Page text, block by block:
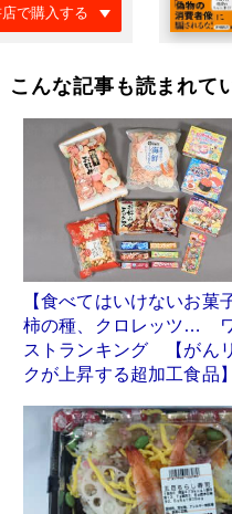
で購入する
こんな記事も読まれて
【食べてはいけないお菓
柿の種、クロレッツ…
ストランキング 【がん
クが上昇する超加工食品】